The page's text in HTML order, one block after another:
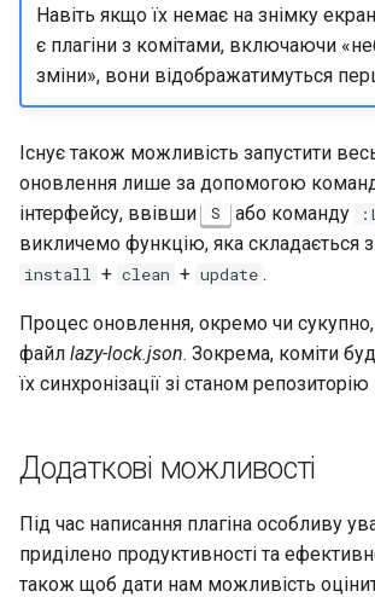
Навіть якщо їх немає на знімку
є плагіни з комітами, включаючи
зміни», вони відображатимуться
Існує також можливість запустити
оновлення лише за допомогою
інтерфейсу, ввівши
S або команду
викличемо функцію, яка складається з
install + clean + update .
Процес оновлення, окремо чи
файл lazy-lock.json. Зокрема, коміти
їх синхронізації зі станом
Додаткові можливості
Під час написання плагіна особливу
приділено продуктивності та
також щоб дати нам можливість